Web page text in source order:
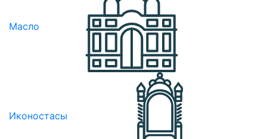
Масло
Иконостасы